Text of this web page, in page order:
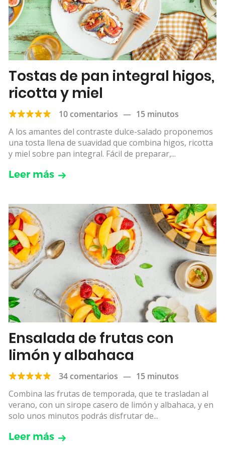
Tostas de pan integral higos,
ricotta y miel
10 comentarios — 15 minutos
A los amantes del contraste dulce-salado proponemos
una tosta llena de suavidad que combina higos, ricotta
y miel sobre pan integral. Fácil de preparar,...
Leer más
Ensalada de frutas con
limón y albahaca
34 comentarios — 15 minutos
Combina las frutas de temporada, que te trasladan al
verano, con un sirope casero de limón y albahaca, y en
solo unos minutos podrás disfrutar de...
Leer más